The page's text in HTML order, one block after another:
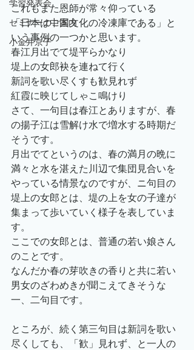
学習発表会
セミナーのご案内
小金井京子
これもまた恩師が常々仰っている
「日本は中国文化の冷凍庫である」と
いう事例の一つかと思います。
春江月出でて堤平らかなり
堤上の女郎袂を連ねて行く
新詞を歌い尽くすも歓見れず
紅霞に映じてしゃこ鳴けり
さて、一句目は春江とありますが、春
の揚子江は雪解け水で増水する時期だ
そうです。
月出でてというのは、春の満月の晩に
満々と水を湛えた川辺で集団見合いを
やっている情景なのですが、ニ句目の
堤上の女郎とは、堤の上を女の子達が
集まって歩いていく様子を表していま
す。
ここでの女郎とは、普通の若い娘さん
のことです。
なんだか春の芽吹きの香りと共に若い
男女のざわめきが聞こえてきそうな
一、二句目です。
ところが、続く第三句目は新詞を歌い
尽くしても、「歓」見れず、と一人の